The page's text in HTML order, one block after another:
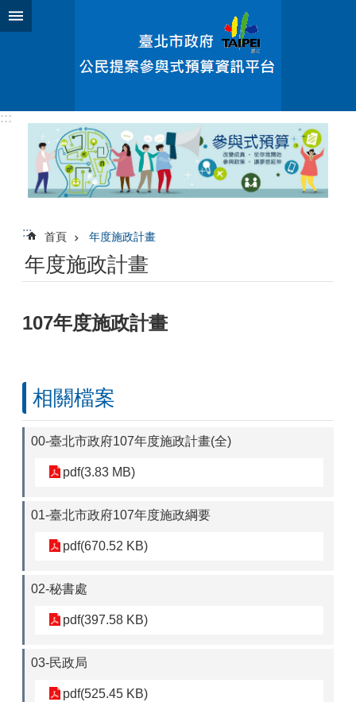
跳到主要內容區塊
:::
::: 首頁 年度施政計畫
年度施政計畫
107年度施政計畫
相關檔案
00-臺北市政府107年度施政計畫(全)
pdf(3.83 MB)
01-臺北市政府107年度施政綱要
pdf(670.52 KB)
02-秘書處
pdf(397.58 KB)
03-民政局
pdf(525.45 KB)